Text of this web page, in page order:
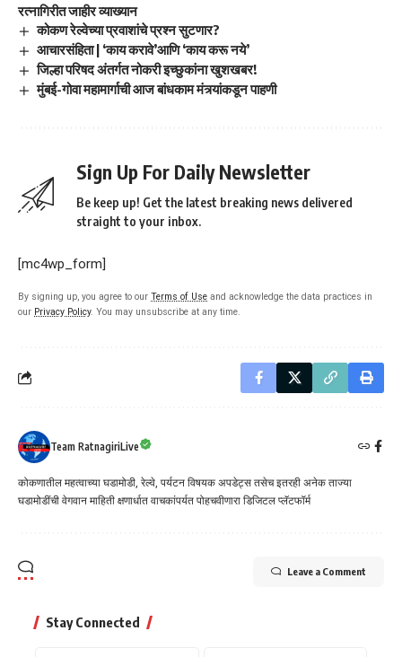
रत्नागिरीत जाहीर व्याख्यान
कोकण रेल्वेच्या प्रवाशांचे प्रश्न सुटणार?
आचारसंहिता | ‘काय करावे’आणि ‘काय करू नये’
जिल्हा परिषद अंतर्गत नोकरी इच्छुकांना खुशखबर!
मुंबई-गोवा महामार्गाची आज बांधकाम मंत्र्यांकडून पाहणी
Sign Up For Daily Newsletter
Be keep up! Get the latest breaking news delivered
straight to your inbox.
[mc4wp_form]
By signing up, you agree to our Terms of Use and acknowledge the data practices in
our Privacy Policy. You may unsubscribe at any time.
Team RatnagiriLive
कोकणातील महत्वाच्या घडामोडी, रेल्वे, पर्यटन विषयक अपडेट्स तसेच इतरही अनेक ताज्या
घडामोडींची वेगवान माहिती क्षणार्धात वाचकांपर्यत पोहचवीणारा डिजिटल प्लॅटफॉर्म
Leave a Comment
Stay Connected